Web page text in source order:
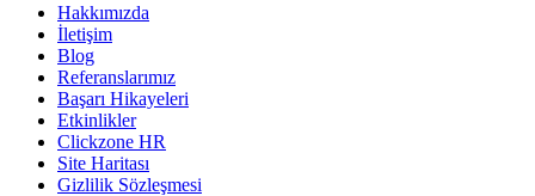
Hakkımızda
İletişim
Blog
Referanslarımız
Başarı Hikayeleri
Etkinlikler
Clickzone HR
Site Haritası
Gizlilik Sözleşmesi